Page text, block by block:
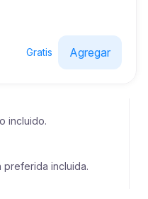
Gratis Agregar
incluido.
preferida incluida.